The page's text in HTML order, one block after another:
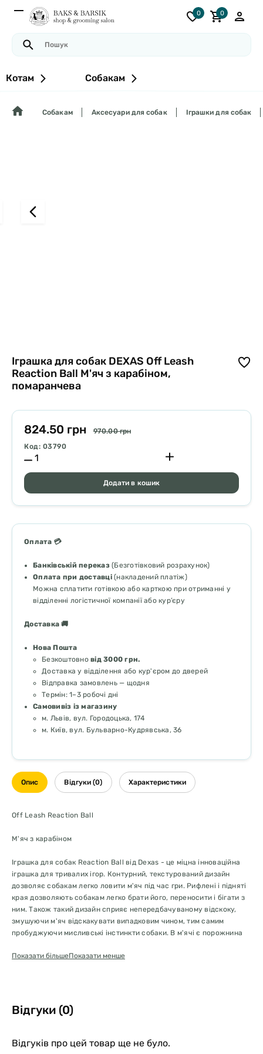
0 0
Котам Собакам
Собакам Аксесуари для собак Іграшки для собак
Іграшка для собак DEXAS Off Leash
Reaction Ball М'яч з карабіном,
помаранчева
824.50 грн
970.00 грн
Код: 03790
Додати в кошик
Оплата 💳
Банківській переказ(Безготівковий розрахунок)
Оплата при доставці(накладений платіж)
Можна сплатити готівкою або карткою при отриманні у
відділенні логістичної компанії або кур’єру
Доставка 🚚
Нова Пошта
Безкоштовно від 3000 грн.
Доставка у відділення або кур'єром до дверей
Відправка замовлень — щодня
Термін: 1–3 робочі дні
Самовивіз із магазину
м. Львів, вул. Городоцька, 174
м. Київ, вул. Бульварно-Кудрявська, 36
Опис Відгуки (0) Характеристики
Off Leash Reaction Ball
М'яч з карабіном
Іграшка для собак Reaction Ball від Dexas - це міцна інноваційна
іграшка для тривалих ігор. Контурний, текстурований дизайн
дозволяє собакам легко ловити м'яч під час гри. Рифлені і підняті
края дозволяють собакам легко брати його, переносити і бігати з
ним. Також такий дизайн сприяє непередбачуваному відскоку,
змушуючи м'яч відскакувати випадковим чином, тим самим
пробуджуючи мисливські інстинкти собаки. В м'ячі є порожнина
Reaction Ball є частиною колекції іграшок для собак Dexas Off-
руки. Кожна іграшка Dexas Off Leash прикріплюється до повідця за
допомогою карабіна з інноваційним ключем, який може
карабін до повідця, вставте ключ від карабіна в іграшку, поверніть
і все готово! У зворотньому порядку від'єднайте іграшку, щоб
Показати більшеПоказати менше
Відгуки (0)
Відгуків про цей товар ще не було.